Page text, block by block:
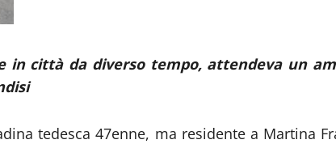
in città da diverso tempo, attendeva un
tedesca 47enne, ma residente a Martina